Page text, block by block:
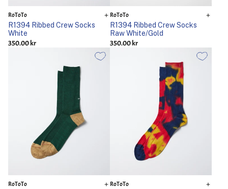
RoToTo
R1394 Ribbed Crew Socks
White
350.00 kr
RoToTo
R1394 Ribbed Crew Socks
Raw White/Gold
350.00 kr
RoToTo RoToTo